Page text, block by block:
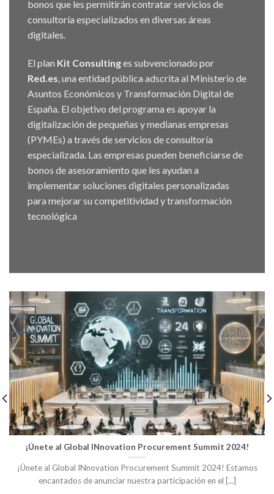
bonos que les permitirán contratar servicios de
consultoría especializados en diversas áreas
digitales.
El plan Kit Consultinges subvencionado por
Red.es, una entidad pública adscrita al Ministerio de
Asuntos Económicos y Transformación Digital de
España. El objetivo del programa es apoyar la
digitalización de pequeñas y medianas empresas
(PYMEs) a través de servicios de consultoría
especializada. Las empresas pueden beneficiarse de
bonos de asesoramiento que les ayudan a
implementar soluciones digitales personalizadas
para mejorar su competitividad y transformación
tecnológica
¡Únete al Global INnovation Procurement Summit 2024!
¡Únete al Global INnovation Procurement Summit 2024! Estamos
encantados de anunciar nuestra participación en el [...]
05
Oct